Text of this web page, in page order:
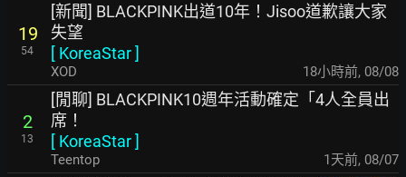
19
54
[新聞] BLACKPINK出道10年！Jisoo道歉讓大家
失望
[ KoreaStar]
XOD 18小時前, 08/08
2
13
[閒聊] BLACKPINK10週年活動確定「4人全員出
席！
[ KoreaStar]
Teentop 1天前, 08/07